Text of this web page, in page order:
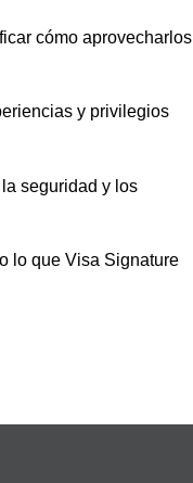
cómo aprovecharlos
y privilegios
seguridad y los
lo que Visa Signature